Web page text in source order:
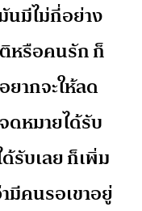
มีไม่กี่อย่าง
หรือคนรัก ก็
ากจะให้ลด
ดหมายได้รับ
รับเลย ก็เพิ่ม
มีคนรอเขาอยู่